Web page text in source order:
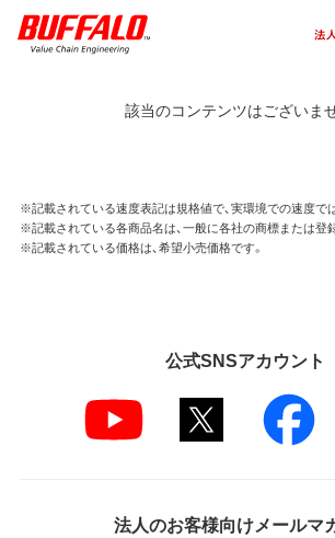
該当のコンテンツはございませ
※記載されている速度表記は規格値で、実環境での速度で
※記載されている各商品名は、一般に各社の商標または登
※記載されている価格は、希望小売価格です。
公式SNSアカウント
法人のお客様向けメールマ